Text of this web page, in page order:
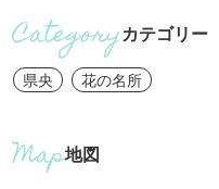
カテゴリー
県央 花の名所
地図